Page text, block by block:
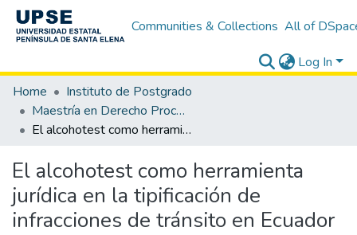
Communities & Collections All of
Log In
Home
Instituto de Postgrado
Maestría en Derecho Procesal
El alcohotest como herramienta jurídica en la tipificación de infracciones de tránsito en Ecuador
El alcohotest como herramienta
jurídica en la tipificación de
infracciones de tránsito en Ecuador